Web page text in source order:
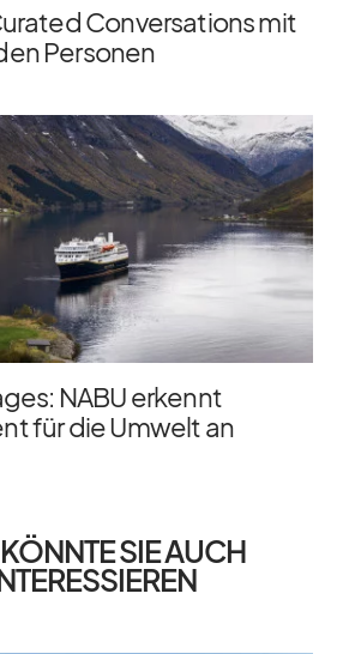
Conversations mit
Personen
NABU erkennt
für die Umwelt an
SIE AUCH